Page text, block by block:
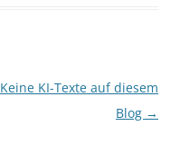
Keine KI-Texte auf diesem
Blog →